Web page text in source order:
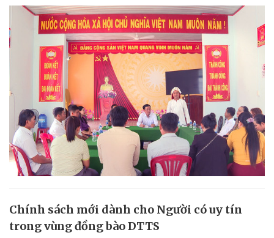
Chính sách mới dành cho Người có uy tín
trong vùng đồng bào DTTS